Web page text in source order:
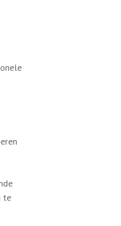
te